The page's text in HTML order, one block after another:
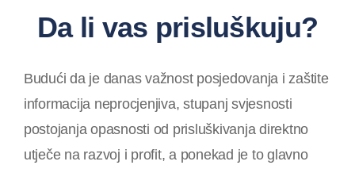
Da li vas prisluškuju?
Budući da je danas važnost posjedovanja i zaštite
informacija neprocjenjiva, stupanj svjesnosti
postojanja opasnosti od prisluškivanja direktno
utječe na razvoj i profit, a ponekad je to glavno